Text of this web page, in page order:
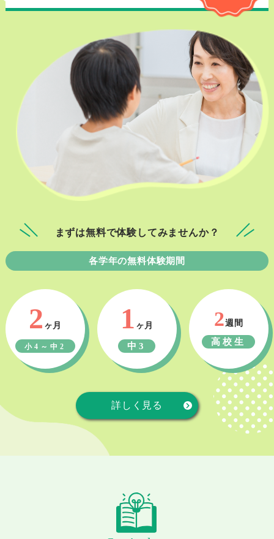
まずは無料で体験してみませんか？
各学年の無料体験期間
2 ヶ月
小4～中2
1 ヶ月
中3
2週間
高校生
詳しく見る